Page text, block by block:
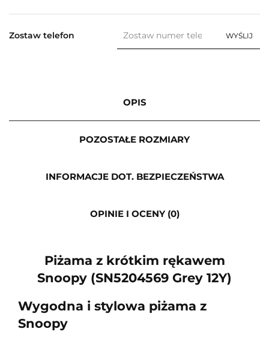
Zostaw telefon WYŚLIJ
OPIS
POZOSTAŁE ROZMIARY
INFORMACJE DOT. BEZPIECZEŃSTWA
OPINIE I OCENY (0)
Piżama z krótkim rękawem
Snoopy (SN5204569 Grey 12Y)
Wygodna i stylowa piżama z
Snoopy